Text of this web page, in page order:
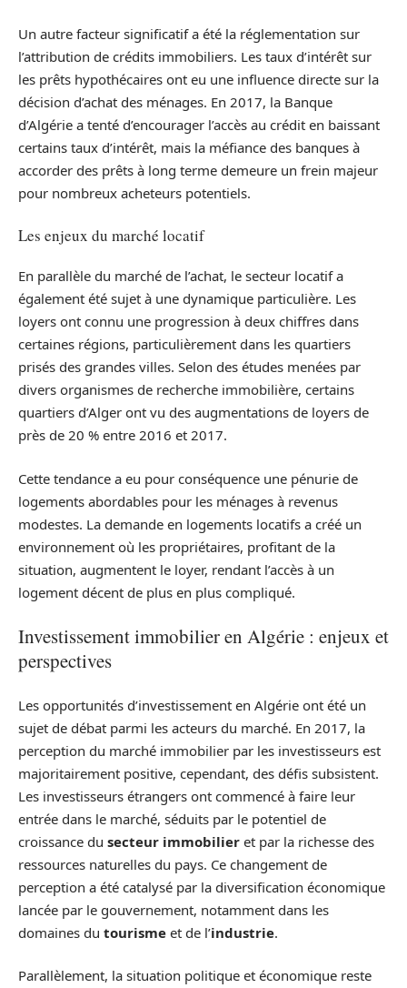
Un autre facteur significatif a été la réglementation sur
l’attribution de crédits immobiliers. Les taux d’intérêt sur
les prêts hypothécaires ont eu une influence directe sur la
décision d’achat des ménages. En 2017, la Banque
d’Algérie a tenté d’encourager l’accès au crédit en baissant
certains taux d’intérêt, mais la méfiance des banques à
accorder des prêts à long terme demeure un frein majeur
pour nombreux acheteurs potentiels.
Les enjeux du marché locatif
En parallèle du marché de l’achat, le secteur locatif a
également été sujet à une dynamique particulière. Les
loyers ont connu une progression à deux chiffres dans
certaines régions, particulièrement dans les quartiers
prisés des grandes villes. Selon des études menées par
divers organismes de recherche immobilière, certains
quartiers d’Alger ont vu des augmentations de loyers de
près de 20 % entre 2016 et 2017.
Cette tendance a eu pour conséquence une pénurie de
logements abordables pour les ménages à revenus
modestes. La demande en logements locatifs a créé un
environnement où les propriétaires, profitant de la
situation, augmentent le loyer, rendant l’accès à un
logement décent de plus en plus compliqué.
Investissement immobilier en Algérie : enjeux et
perspectives
Les opportunités d’investissement en Algérie ont été un
sujet de débat parmi les acteurs du marché. En 2017, la
perception du marché immobilier par les investisseurs est
majoritairement positive, cependant, des défis subsistent.
Les investisseurs étrangers ont commencé à faire leur
entrée dans le marché, séduits par le potentiel de
croissance du secteur immobilier et par la richesse des
ressources naturelles du pays. Ce changement de
perception a été catalysé par la diversification économique
lancée par le gouvernement, notamment dans les
domaines du tourisme et de l’industrie.
Parallèlement, la situation politique et économique reste